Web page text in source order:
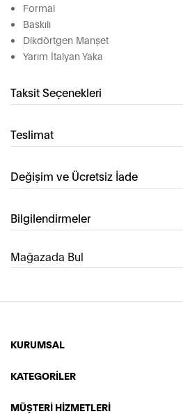
Formal
Baskılı
Dikdörtgen Manşet
Yarım İtalyan Yaka
Taksit Seçenekleri
Teslimat
Değişim ve Ücretsiz İade
Bilgilendirmeler
Mağazada Bul
KURUMSAL
KATEGORİLER
MÜŞTERİ HİZMETLERİ